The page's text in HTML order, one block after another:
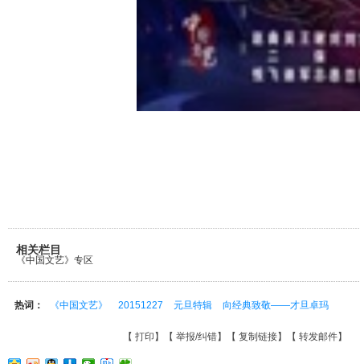
相关栏目
《中国文艺》专区
热词： 《中国文艺》 20151227 元旦特辑 向经典致敬——才旦卓玛
【 打印 】【 举报/纠错】【 复制链接】【 转发邮件】